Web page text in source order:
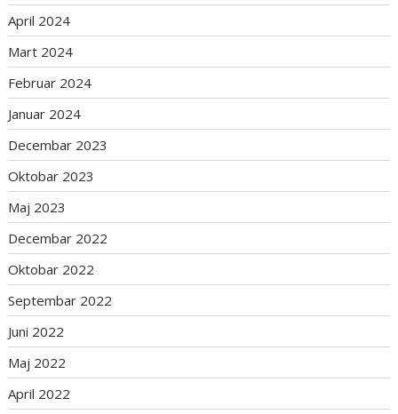
April 2024
Mart 2024
Februar 2024
Januar 2024
Decembar 2023
Oktobar 2023
Maj 2023
Decembar 2022
Oktobar 2022
Septembar 2022
Juni 2022
Maj 2022
April 2022